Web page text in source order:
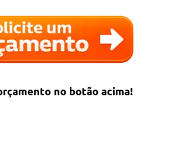
no botão acima!